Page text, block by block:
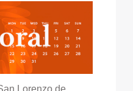
Lorenzo de